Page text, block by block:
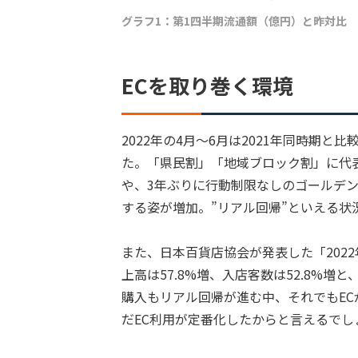
グラフ1：第1四半期流通額（億円）と昨対比
ECを取り巻く環境
2022年の4月〜6月は2021年同時期と比
た。「県民割」「地域ブロック割」に
や、3年ぶりに行動制限なしのゴールデ
する姿が増加。”リアル回帰”といえる状
また、日本百貨店協会が発表した「
上高は57.8%増、入店客数は52.8%増と
購入もリアル回帰が進む中、それでも
だEC利用が定番化したからと言えるでし